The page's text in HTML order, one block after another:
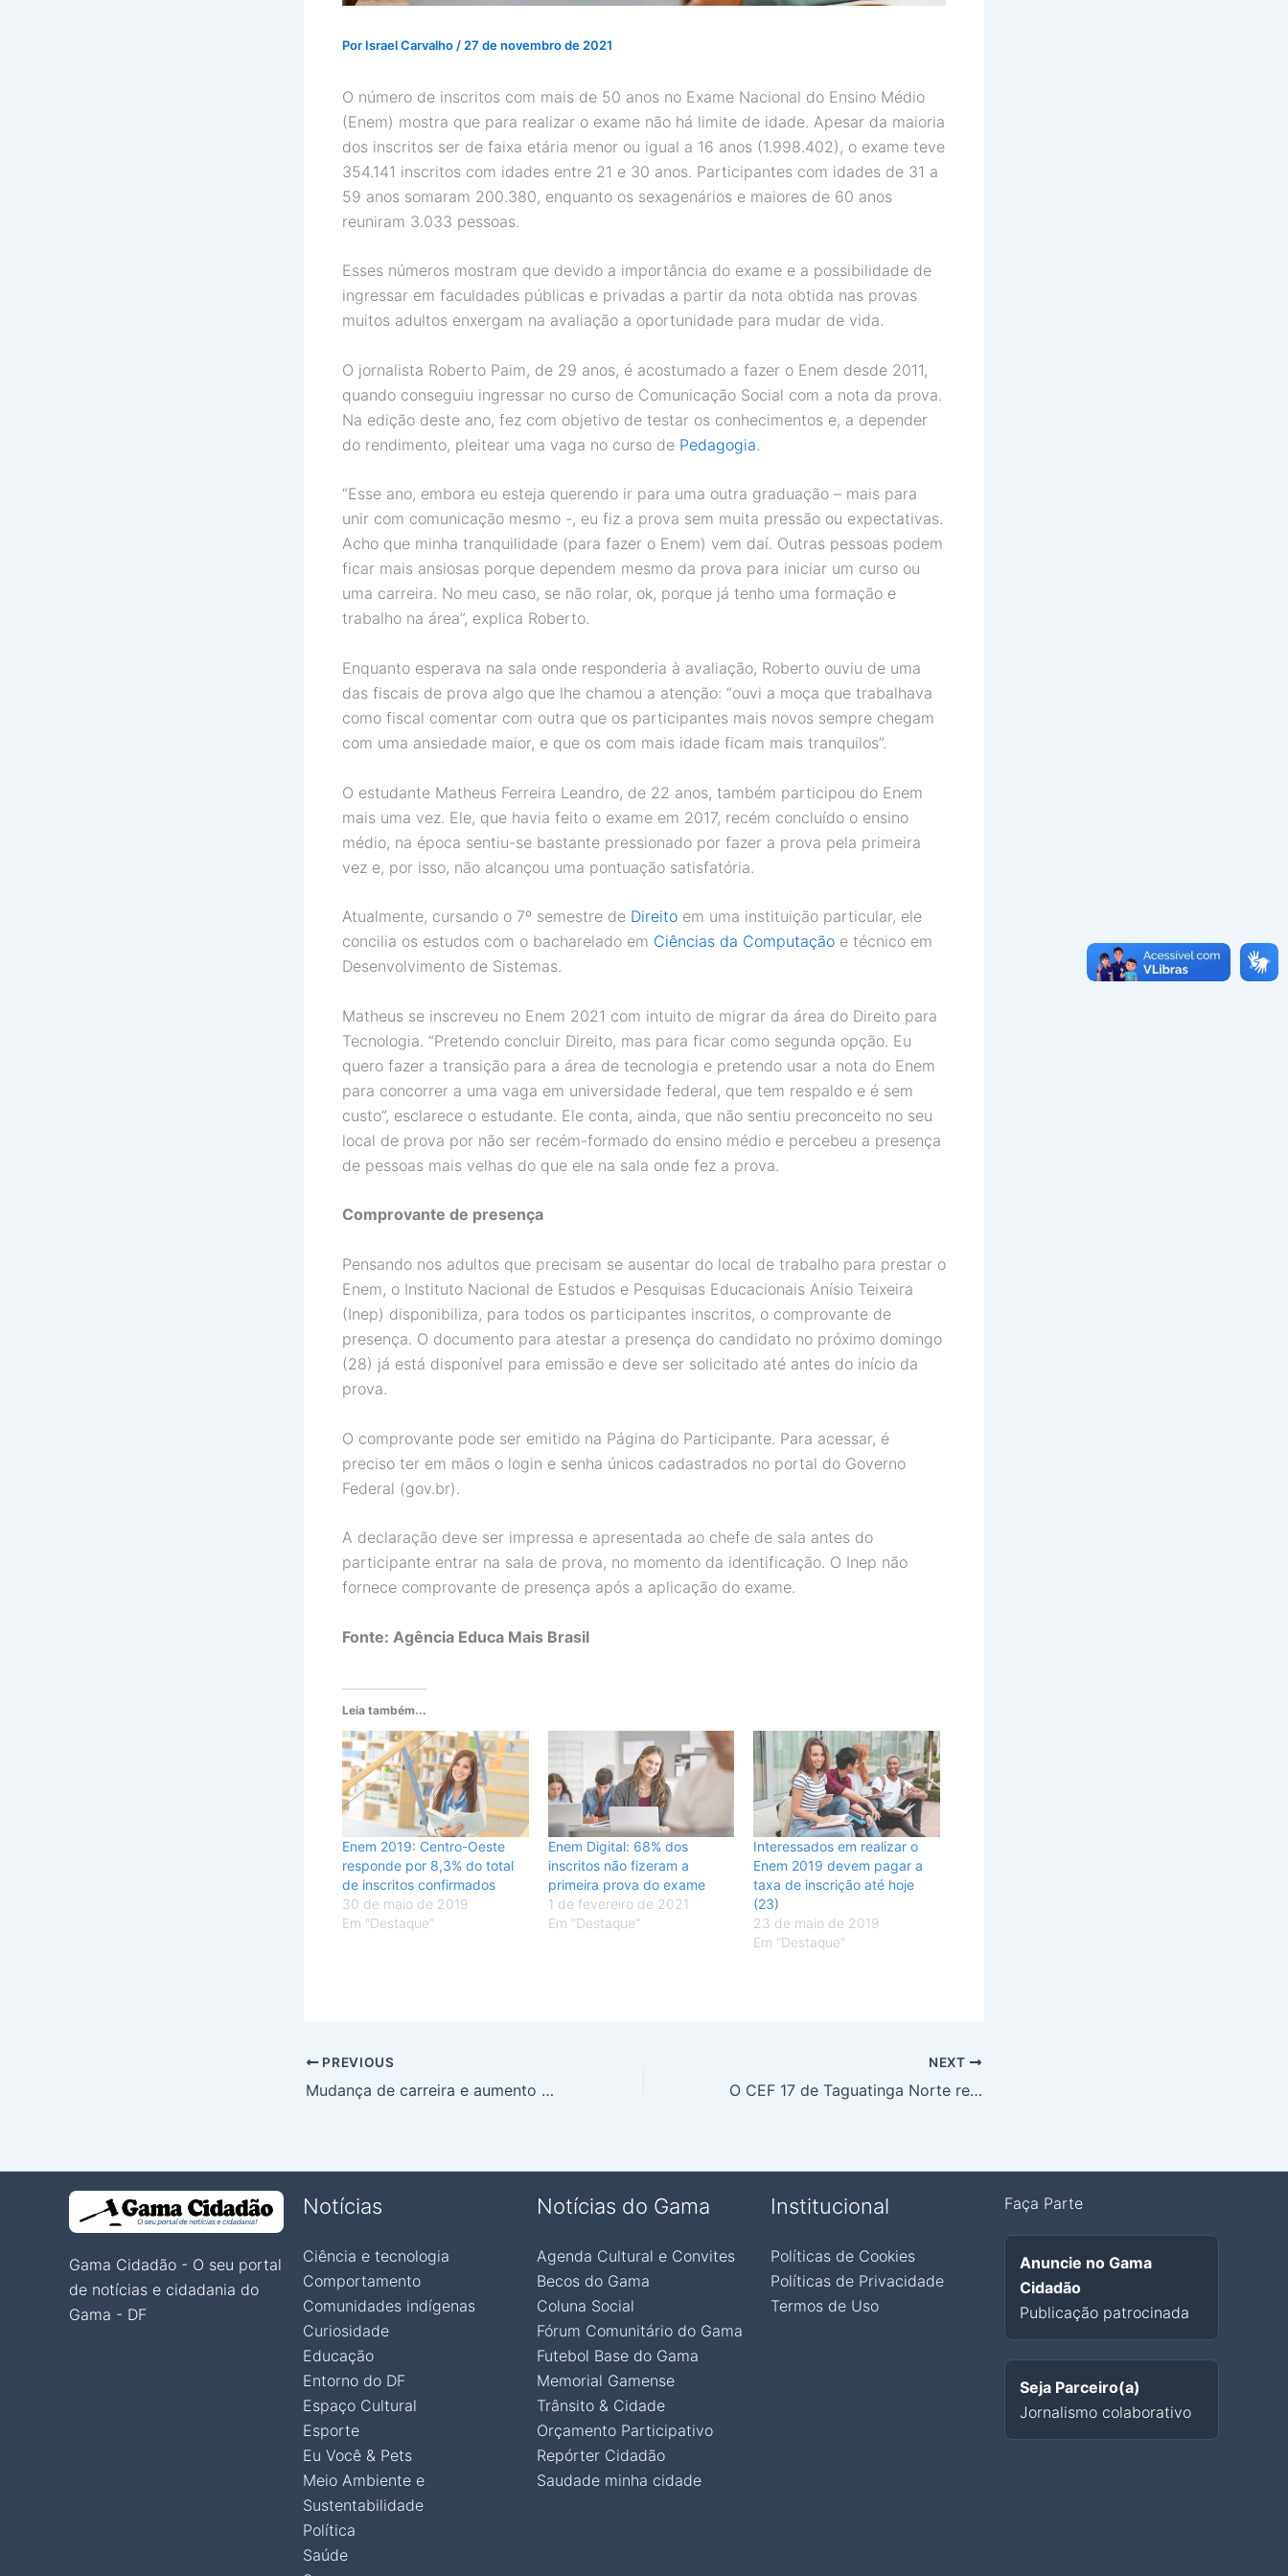
Por Israel Carvalho / 27 de novembro de 2021
O número de inscritos com mais de 50 anos no Exame Nacional do Ensino Médio
(Enem) mostra que para realizar o exame não há limite de idade. Apesar da maioria
dos inscritos ser de faixa etária menor ou igual a 16 anos (1.998.402), o exame teve
354.141 inscritos com idades entre 21 e 30 anos. Participantes com idades de 31 a
59 anos somaram 200.380, enquanto os sexagenários e maiores de 60 anos
reuniram 3.033 pessoas.
Esses números mostram que devido a importância do exame e a possibilidade de
ingressar em faculdades públicas e privadas a partir da nota obtida nas provas
muitos adultos enxergam na avaliação a oportunidade para mudar de vida.
O jornalista Roberto Paim, de 29 anos, é acostumado a fazer o Enem desde 2011,
quando conseguiu ingressar no curso de Comunicação Social com a nota da prova.
Na edição deste ano, fez com objetivo de testar os conhecimentos e, a depender
do rendimento, pleitear uma vaga no curso de Pedagogia.
“Esse ano, embora eu esteja querendo ir para uma outra graduação – mais para
unir com comunicação mesmo -, eu fiz a prova sem muita pressão ou expectativas.
Acho que minha tranquilidade (para fazer o Enem) vem daí. Outras pessoas podem
ficar mais ansiosas porque dependem mesmo da prova para iniciar um curso ou
uma carreira. No meu caso, se não rolar, ok, porque já tenho uma formação e
trabalho na área”, explica Roberto.
Enquanto esperava na sala onde responderia à avaliação, Roberto ouviu de uma
das fiscais de prova algo que lhe chamou a atenção: “ouvi a moça que trabalhava
como fiscal comentar com outra que os participantes mais novos sempre chegam
com uma ansiedade maior, e que os com mais idade ficam mais tranquilos”.
O estudante Matheus Ferreira Leandro, de 22 anos, também participou do Enem
mais uma vez. Ele, que havia feito o exame em 2017, recém concluído o ensino
médio, na época sentiu-se bastante pressionado por fazer a prova pela primeira
vez e, por isso, não alcançou uma pontuação satisfatória.
Atualmente, cursando o 7º semestre de Direito em uma instituição particular, ele
concilia os estudos com o bacharelado em Ciências da Computação e técnico em
Desenvolvimento de Sistemas.
Matheus se inscreveu no Enem 2021 com intuito de migrar da área do Direito para
Tecnologia. “Pretendo concluir Direito, mas para ficar como segunda opção. Eu
quero fazer a transição para a área de tecnologia e pretendo usar a nota do Enem
para concorrer a uma vaga em universidade federal, que tem respaldo e é sem
custo”, esclarece o estudante. Ele conta, ainda, que não sentiu preconceito no seu
local de prova por não ser recém-formado do ensino médio e percebeu a presença
de pessoas mais velhas do que ele na sala onde fez a prova.
Comprovante de presença
Pensando nos adultos que precisam se ausentar do local de trabalho para prestar o
Enem, o Instituto Nacional de Estudos e Pesquisas Educacionais Anísio Teixeira
(Inep) disponibiliza, para todos os participantes inscritos, o comprovante de
presença. O documento para atestar a presença do candidato no próximo domingo
(28) já está disponível para emissão e deve ser solicitado até antes do início da
prova.
O comprovante pode ser emitido na Página do Participante. Para acessar, é
preciso ter em mãos o login e senha únicos cadastrados no portal do Governo
Federal (gov.br).
A declaração deve ser impressa e apresentada ao chefe de sala antes do
participante entrar na sala de prova, no momento da identificação. O Inep não
fornece comprovante de presença após a aplicação do exame.
Fonte: Agência Educa Mais Brasil
Leia também...
Enem 2019: Centro-Oeste
responde por 8,3% do total
de inscritos confirmados
30 de maio de 2019
Em "Destaque"
Enem Digital: 68% dos
inscritos não fizeram a
primeira prova do exame
1 de fevereiro de 2021
Em "Destaque"
Interessados em realizar o
Enem 2019 devem pagar a
taxa de inscrição até hoje
(23)
23 de maio de 2019
Em "Destaque"
PREVIOUS
Mudança de carreira e aumento de renda motivaram busca por cursos on-line
NEXT
O CEF 17 de Taguatinga Norte recebe mais uma etapa do Grooveonline Prevenção
Gama Cidadão - O seu portal
de notícias e cidadania do
Gama - DF
Notícias
Ciência e tecnologia
Comportamento
Comunidades indígenas
Curiosidade
Educação
Entorno do DF
Espaço Cultural
Esporte
Eu Você & Pets
Meio Ambiente e
Sustentabilidade
Política
Saúde
Notícias do Gama
Agenda Cultural e Convites
Becos do Gama
Coluna Social
Fórum Comunitário do Gama
Futebol Base do Gama
Memorial Gamense
Trânsito & Cidade
Orçamento Participativo
Repórter Cidadão
Saudade minha cidade
Institucional
Políticas de Cookies
Políticas de Privacidade
Termos de Uso
Faça Parte
Anuncie no Gama
Cidadão
Publicação patrocinada
Seja Parceiro(a)
Jornalismo colaborativo